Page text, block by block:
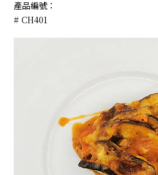
產品編號：
# CH401